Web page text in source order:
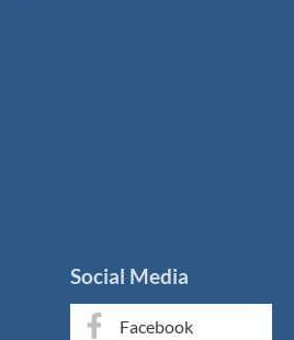
Social Media
Facebook